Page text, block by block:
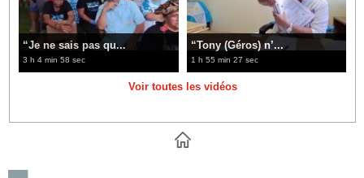
“Je ne sais pas qu...
3 h 4 min 58 sec
“Tony (Géros) n’...
1 h 55 min 27 sec
Voir toutes les vidéos